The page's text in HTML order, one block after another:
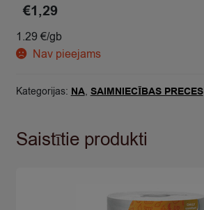
€1,29
1.29 €/gb
Nav pieejams
Kategorijas: NA, SAIMNIECĪBAS PRECES
Saistītie produkti